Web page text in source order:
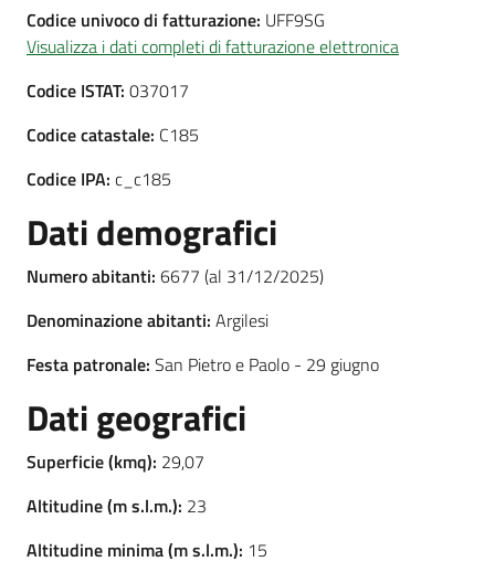
Seguici
su
Codice univoco di fatturazione: UFF9SG
Visualizza i dati completi di fatturazione elettronica
Codice ISTAT: 037017
Codice catastale: C185
Codice IPA: c_c185
Dati demografici
Numero abitanti: 6677 (al 31/12/2025)
Denominazione abitanti: Argilesi
Festa patronale: San Pietro e Paolo - 29 giugno
Dati geografici
Superficie (kmq): 29,07
Altitudine (m s.l.m.): 23
Altitudine minima (m s.l.m.): 15